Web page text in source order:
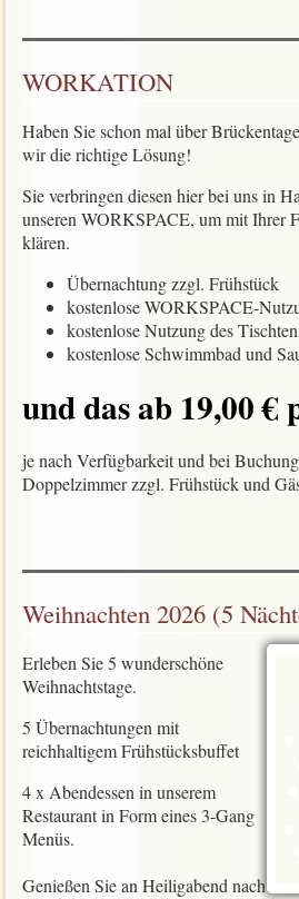
WORKATION
Haben Sie schon mal über
wir die richtige Lösung!
Sie verbringen diesen hier bei uns in
unseren WORKSPACE, um mit Ihrer
klären.
Übernachtung zzgl. Frühstück
kostenlose WORKSPACE-
kostenlose Nutzung des
kostenlose Schwimmbad und
und das ab 19,00 €
je nach Verfügbarkeit und bei
Doppelzimmer zzgl. Frühstück und
Weihnachten 2026 (5
Erleben Sie 5 wunderschöne
Weihnachtstage.
5 Übernachtungen mit
reichhaltigem Frühstücksbuffet
4 x Abendessen in unserem
Restaurant in Form eines 3-Gang
Menüs.
Genießen Sie an Heiligabend nach